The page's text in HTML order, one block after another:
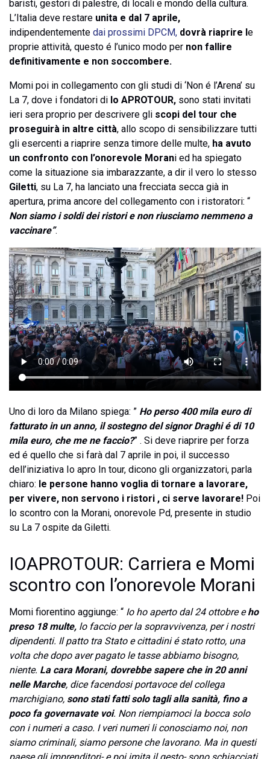
baristi, gestori di palestre, di locali e mondo della cultura.
L’Italia deve restare unita e dal 7 aprile,
indipendentemente dai prossimi DPCM, dovrà riaprire le
proprie attività, questo é l’unico modo per non fallire
definitivamente e non soccombere.
Momi poi in collegamento con gli studi di ‘Non é l’Arena’ su
La 7, dove i fondatori di Io APROTOUR, sono stati invitati
ieri sera proprio per descrivere gli scopi del tour che
proseguirà in altre città, allo scopo di sensibilizzare tutti
gli esercenti a riaprire senza timore delle multe, ha avuto
un confronto con l’onorevole Morani ed ha spiegato
come la situazione sia imbarazzante, a dir il vero lo stesso
Giletti, su La 7, ha lanciato una frecciata secca già in
apertura, prima ancore del collegamento con i ristoratori: “
Non siamo i soldi dei ristori e non riusciamo nemmeno a
vaccinare”.
Uno di loro da Milano spiega: ” Ho perso 400 mila euro di
fatturato in un anno, il sostegno del signor Draghi é di 10
mila euro, che me ne faccio?” . Si deve riaprire per forza
ed é quello che si farà dal 7 aprile in poi, il successo
dell’iniziativa Io apro In tour, dicono gli organizzatori, parla
chiaro: le persone hanno voglia di tornare a lavorare,
per vivere, non servono i ristori , ci serve lavorare! Poi
lo scontro con la Morani, onorevole Pd, presente in studio
su La 7 ospite da Giletti.
IOAPROTOUR: Carriera e Momi
scontro con l’onorevole Morani
Momi fiorentino aggiunge: “ Io ho aperto dal 24 ottobre eho
preso 18 multe, lo faccio per la sopravvivenza, per i nostri
dipendenti. Il patto tra Stato e cittadini é stato rotto, una
volta che dopo aver pagato le tasse abbiamo bisogno,
niente. La cara Morani, dovrebbe sapere che in 20 anni
nelle Marche, dice facendosi portavoce del collega
marchigiano, sono stati fatti solo tagli alla sanità, fino a
poco fa governavate voi. Non riempiamoci la bocca solo
con i numeri a caso. I veri numeri li conosciamo noi, non
siamo criminali, siamo persone che lavorano. Ma in questi
paese gli imprenditori- e poi imita il gesto- sono schiacciati